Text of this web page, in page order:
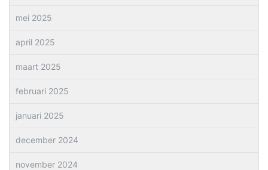
mei 2025
april 2025
maart 2025
februari 2025
januari 2025
december 2024
november 2024